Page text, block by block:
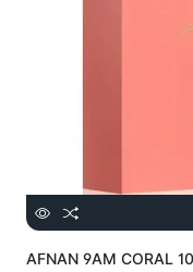
AFNAN 9AM CORAL